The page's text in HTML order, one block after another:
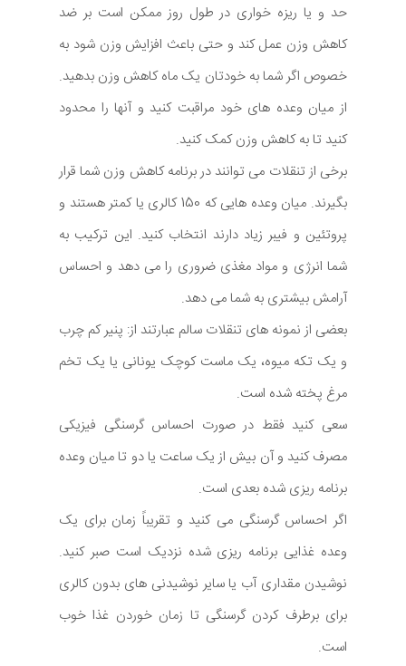
حد و یا ریزه خواری در طول روز ممکن است بر ضد
کاهش وزن عمل کند و حتی باعث افزایش وزن شود به
خصوص اگر شما به خودتان یک ماه کاهش وزن بدهید.
از میان وعده های خود مراقبت کنید و آنها را محدود
کنید تا به کاهش وزن کمک کنید.
برخی از تنقلات می توانند در برنامه کاهش وزن شما قرار
بگیرند. میان وعده هایی که 150 کالری یا کمتر هستند و
پروتئین و فیبر زیاد دارند انتخاب کنید. این ترکیب به
شما انرژی و مواد مغذی ضروری را می دهد و احساس
آرامش بیشتری به شما می دهد.
بعضی از نمونه های تنقلات سالم عبارتند از: پنیر کم چرب
و یک تکه میوه، یک ماست کوچک یونانی یا یک تخم
مرغ پخته شده است.
سعی کنید فقط در صورت احساس گرسنگی فیزیکی
مصرف کنید و آن بیش از یک ساعت یا دو تا میان وعده
برنامه ریزی شده بعدی است.
اگر احساس گرسنگی می کنید و تقریباً زمان برای یک
وعده غذایی برنامه ریزی شده نزدیک است صبر کنید.
نوشیدن مقداری آب یا سایر نوشیدنی های بدون کالری
برای برطرف کردن گرسنگی تا زمان خوردن غذا خوب
است.